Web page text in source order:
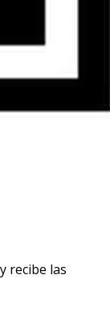
recibe las